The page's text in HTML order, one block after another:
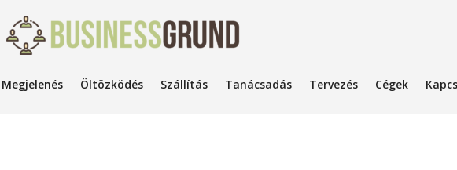
Megjelenés Öltözködés Szállítás Tanácsadás Tervezés Cégek